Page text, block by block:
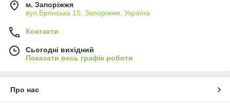
м. Запоріжжя
вул.Брянська 15, Запоріжжя, Україна
Контакти
Сьогодні вихідний
Показати весь графік роботи
Про нас